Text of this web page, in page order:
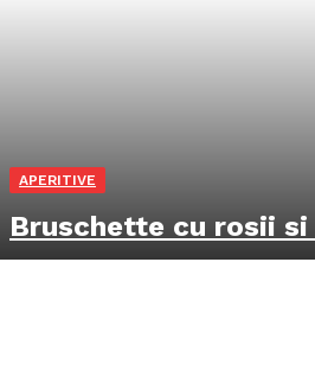
APERITIVE
Bruschette cu rosii si